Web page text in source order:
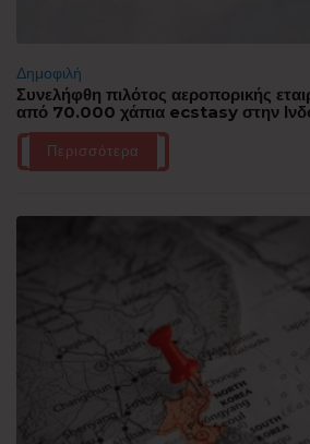
Δημοφιλή
Συνελήφθη πιλότος αεροπορικής
από 70.000 χάπια ecstasy στην
Περισσότερα